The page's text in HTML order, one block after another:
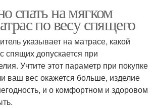
спать на мягком
по весу спящего
указывает на матрасе, какой
спящих допускается при
Учтите этот параметр при покупке
ваш вес окажется больше, изделие
и о комфортном и здоровом